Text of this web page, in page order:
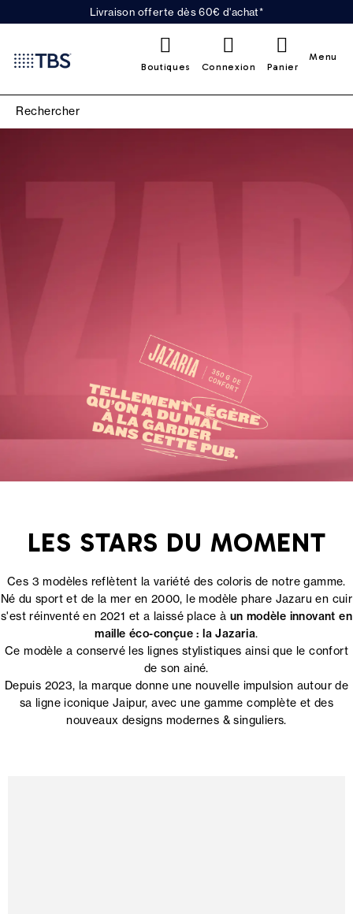
Livraison offerte dès 60€ d'achat*
Boutiques Connexion Panier
Menu
LES STARS DU MOMENT
Ces 3 modèles reflètent la variété des coloris de notre gamme.
Né du sport et de la mer en 2000, le modèle phare Jazaru en cuir
s'est réinventé en 2021 et a laissé place à un modèle innovant en
maille éco-conçue : la Jazaria.
Ce modèle a conservé les lignes stylistiques ainsi que le confort
de son ainé.
Depuis 2023, la marque donne une nouvelle impulsion autour de
sa ligne iconique Jaipur, avec une gamme complète et des
nouveaux designs modernes & singuliers.